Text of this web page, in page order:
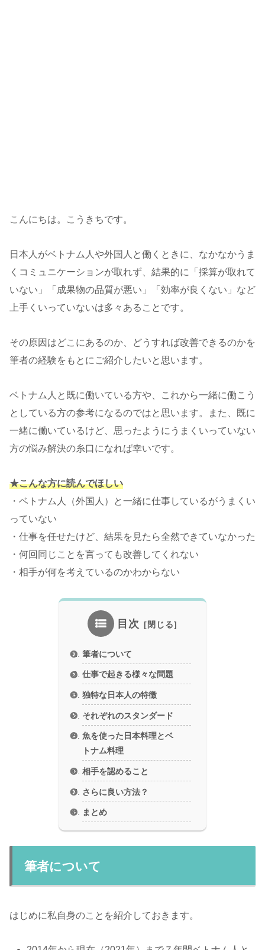
こんにちは。こうきちです。
日本人がベトナム人や外国人と働くときに、なかなかうま
くコミュニケーションが取れず、結果的に「採算が取れて
いない」「成果物の品質が悪い」「効率が良くない」など
上手くいっていないは多々あることです。
その原因はどこにあるのか、どうすれば改善できるのかを
筆者の経験をもとにご紹介したいと思います。
ベトナム人と既に働いている方や、これから一緒に働こう
としている方の参考になるのではと思います。また、既に
一緒に働いているけど、思ったようにうまくいっていない
方の悩み解決の糸口になれば幸いです。
★こんな方に読んでほしい
・ベトナム人（外国人）と一緒に仕事しているがうまくい
っていない
・仕事を任せたけど、結果を見たら全然できていなかった
・何回同じことを言っても改善してくれない
・相手が何を考えているのかわからない
目次
筆者について
仕事で起きる様々な問題
独特な日本人の特徴
それぞれのスタンダード
魚を使った日本料理とベ
トナム料理
相手を認めること
さらに良い方法？
まとめ
筆者について
はじめに私自身のことを紹介しておきます。